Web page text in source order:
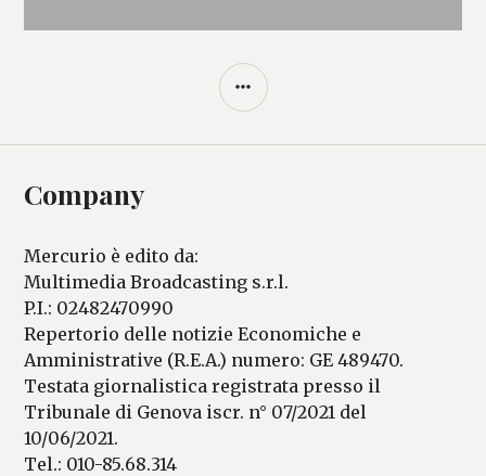
BARRA
Company
Mercurio è edito da:
Multimedia Broadcasting s.r.l.
P.I.: 02482470990
Repertorio delle notizie Economiche e
Amministrative (R.E.A.) numero: GE 489470.
Testata giornalistica registrata presso il
Tribunale di Genova iscr. n° 07/2021 del
10/06/2021.
Tel.: 010-85.68.314